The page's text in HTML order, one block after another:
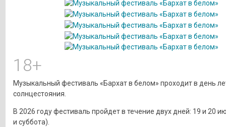
18+
Музыкальный фестиваль «Бархат в белом» проходит в день
солнцестояния.
В 2026 году фестиваль пройдет в течение двух дней: 19 и 20
и суббота).